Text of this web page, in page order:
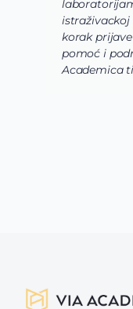
istraživackoj
korak
pomoć i
Academica